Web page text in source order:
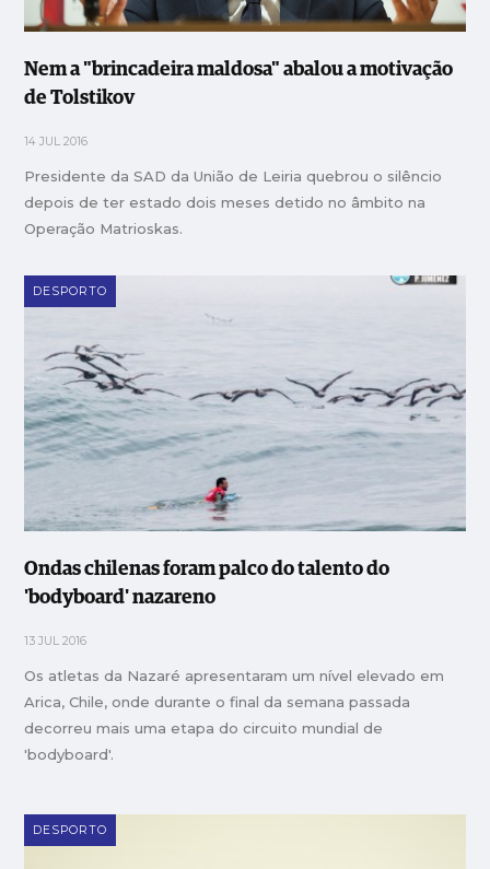
Nem a "brincadeira maldosa" abalou a motivação
de Tolstikov
14 JUL 2016
Presidente da SAD da União de Leiria quebrou o silêncio
depois de ter estado dois meses detido no âmbito na
Operação Matrioskas.
DESPORTO
Ondas chilenas foram palco do talento do
'bodyboard' nazareno
13 JUL 2016
Os atletas da Nazaré apresentaram um nível elevado em
Arica, Chile, onde durante o final da semana passada
decorreu mais uma etapa do circuito mundial de
'bodyboard'.
DESPORTO